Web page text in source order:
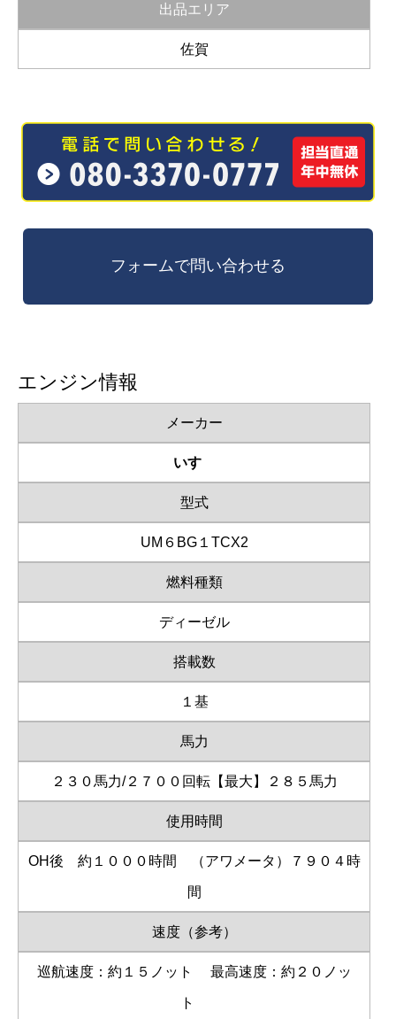
出品エリア
佐賀
エンジン情報
メーカー
いすゞ
型式
UM６BG１TCX2
燃料種類
ディーゼル
搭載数
１基
馬力
２３０馬力/２７００回転【最大】２８５馬力
使用時間
OH後 約１０００時間 （アワメータ）７９０４時
間
速度（参考）
巡航速度：約１５ノット 最高速度：約２０ノッ
ト